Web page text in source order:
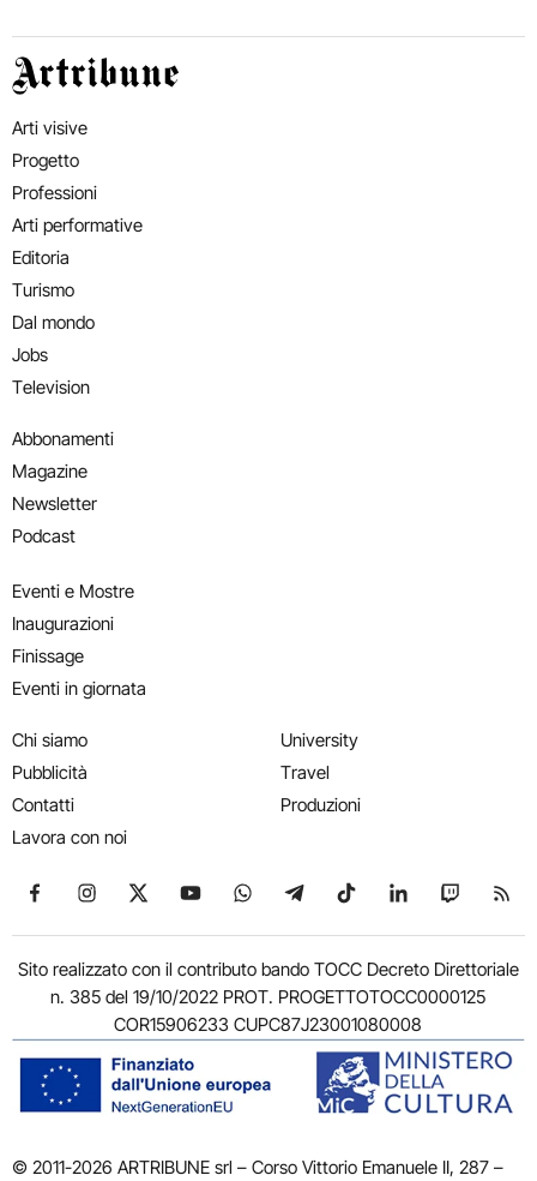
Artribune
Arti visive
Progetto
Professioni
Arti performative
Editoria
Turismo
Dal mondo
Jobs
Television
Abbonamenti
Magazine
Newsletter
Podcast
Eventi e Mostre
Inaugurazioni
Finissage
Eventi in giornata
Chi siamo
Pubblicità
Contatti
Lavora con noi
University
Travel
Produzioni
Seguici su Facebook
Seguici su Instagram
Seguici su X
Seguici su YouTube
Seguici su WhatsApp
Seguici su Telegram
Seguici su TikTok
Seguici su
Seguici
Sito realizzato con il contributo bando TOCC Decreto Direttoriale
n. 385 del 19/10/2022 PROT. PROGETTOTOCC0000125
COR15906233 CUPC87J23001080008
© 2011-2026 ARTRIBUNE srl – Corso Vittorio Emanuele II, 287 –